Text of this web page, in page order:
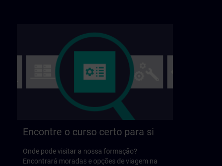
Encontre o curso certo para si
Onde pode visitar a nossa formação?
Encontrará moradas e opções de viagem na